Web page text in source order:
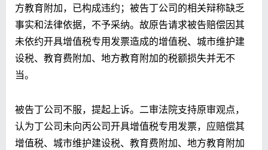
方教育附加，已构成违约；被告丁公司的相关辩称缺乏
事实和法律依据，不予采纳。故原告请求被告赔偿因其
未依约开具增值税专用发票造成的增值税、城市维护建
设税、教育费附加、地方教育附加的税额损失并无不
当。
被告丁公司不服，提起上诉。二审法院支持原审观点，
认为丁公司未向丙公司开具增值税专用发票，应赔偿其
增值税、城市维护建设税、教育费附加、地方教育附加